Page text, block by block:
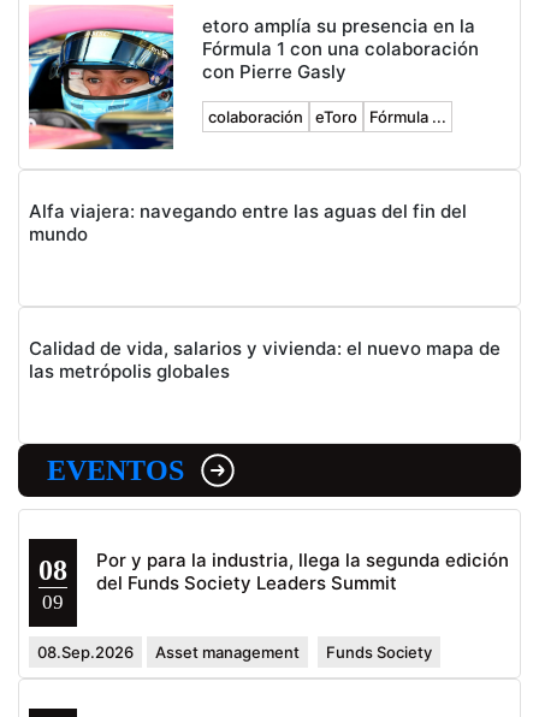
etoro amplía su presencia en la
Fórmula 1 con una colaboración
con Pierre Gasly
colaboración eToro Fórmula ...
Alfa viajera: navegando entre las aguas del fin del
mundo
Calidad de vida, salarios y vivienda: el nuevo mapa de
las metrópolis globales
EVENTOS
08
09
Por y para la industria, llega la segunda edición
del Funds Society Leaders Summit
08.Sep.2026 Asset management Funds Society